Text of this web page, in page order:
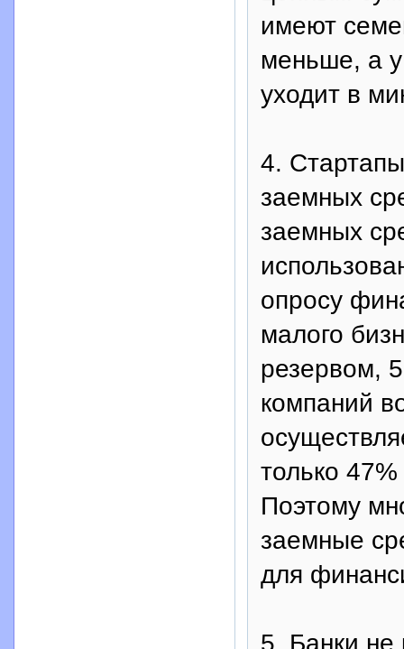
имеют
меньше, а у
уходит в
4.
заемных
заемных
опросу
малого
резервом,
компаний
только
Поэтому
заемные
для
5. Банки не